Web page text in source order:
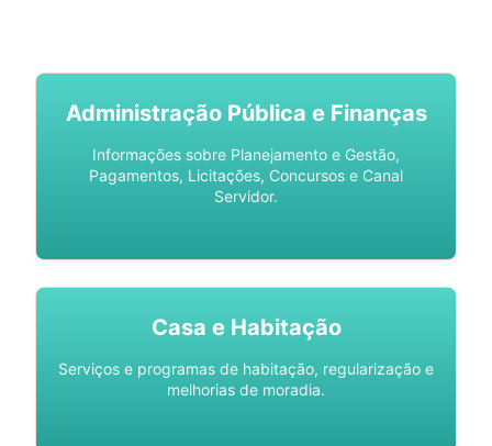
Administração Pública e Finanças
Informações sobre Planejamento e Gestão,
Pagamentos, Licitações, Concursos e Canal
Servidor.
Casa e Habitação
Serviços e programas de habitação, regularização e
melhorias de moradia.